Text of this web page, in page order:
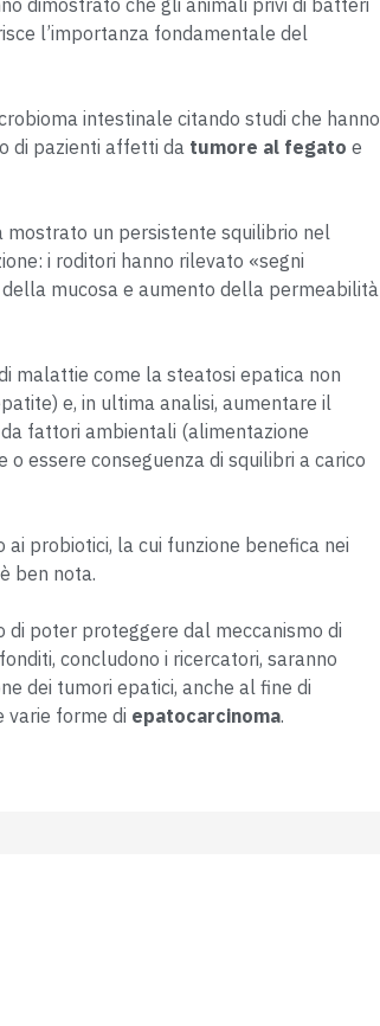
l’importanza fondamentale del
intestinale citando studi che hanno
di pazienti affetti da tumore al fegato e
mostrato un persistente squilibrio nel
i roditori hanno rilevato «segni
mucosa e aumento della permeabilità
malattie come la steatosi epatica non
e, in ultima analisi, aumentare il
fattori ambientali (alimentazione
essere conseguenza di squilibri a carico
probiotici, la cui funzione benefica nei
ben nota.
di poter proteggere dal meccanismo di
concludono i ricercatori, saranno
dei tumori epatici, anche al fine di
forme di epatocarcinoma.